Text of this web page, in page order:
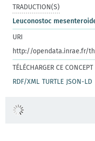
TRADUCTION(S)
Leuconostoc
URI
http://opendata.inrae.fr/
TÉLÉCHARGER CE CONCEPT
RDF/XML TURTLE JSON-LD